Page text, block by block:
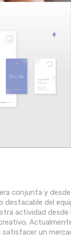
conjunta y
del
actividad
satisfacer un